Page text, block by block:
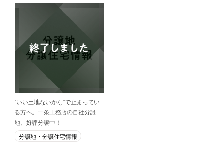
“いい土地ないかな”で止まってい
る方へ。一条工務店の自社分譲
地、好評分譲中！
分譲地・分譲住宅情報